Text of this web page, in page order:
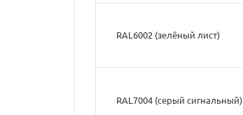
RAL6002 (зелёный лист)
RAL7004 (серый сигнальный)